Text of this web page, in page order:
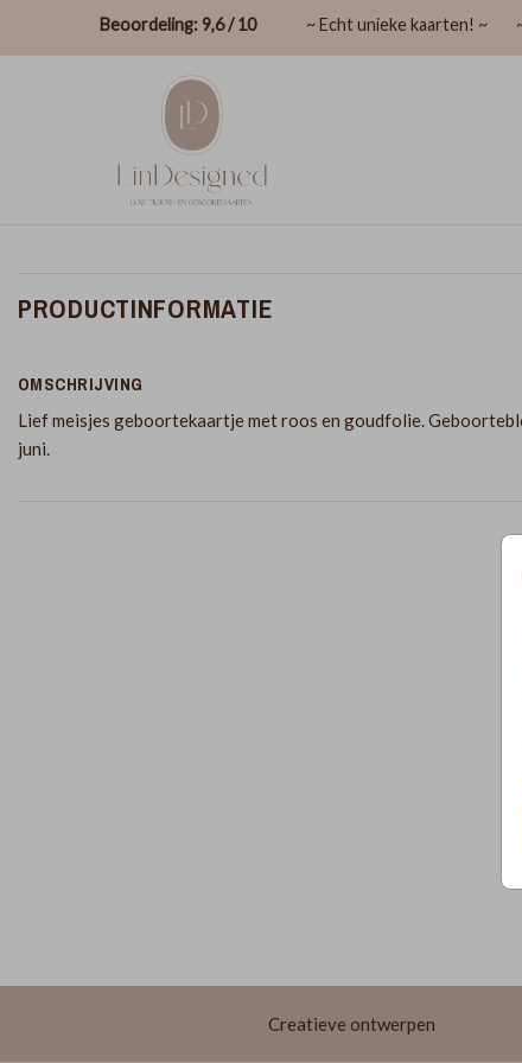
Beoordeling: 9,6 / 10 ~ Echt unieke kaarten! ~
PRODUCTINFORMATIE
OMSCHRIJVING
Lief meisjes geboortekaartje met roos en goudfolie.
juni.
Creatieve ontwerpen